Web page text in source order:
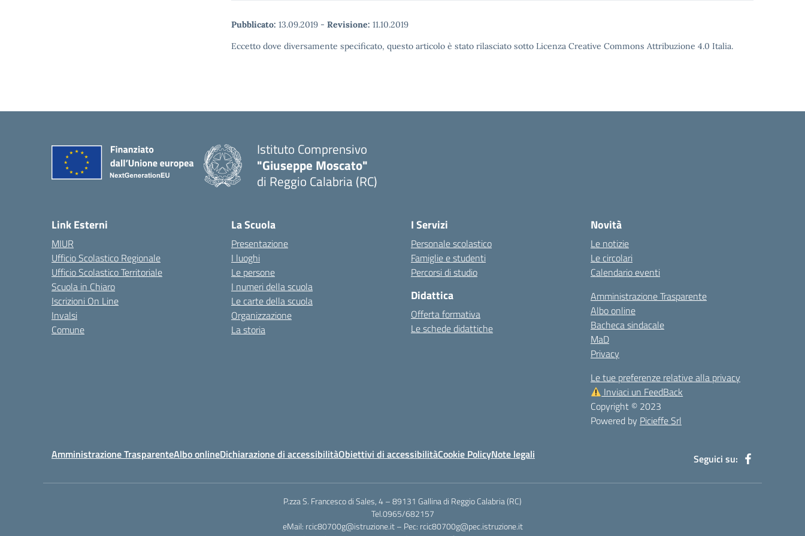
Pubblicato: 13.09.2019 - Revisione: 11.10.2019
Eccetto dove diversamente specificato, questo articolo è stato rilasciato sotto Licenza Creative Commons Attribuzione 4.0 Italia.
Istituto Comprensivo
"Giuseppe Moscato"
di Reggio Calabria (RC)
Link Esterni
MIUR
Ufficio Scolastico Regionale
Ufficio Scolastico Territoriale
Scuola in Chiaro
Iscrizioni On Line
Invalsi
Comune
La Scuola
Presentazione
I luoghi
Le persone
I numeri della scuola
Le carte della scuola
Organizzazione
La storia
I Servizi
Personale scolastico
Famiglie e studenti
Percorsi di studio
Didattica
Offerta formativa
Le schede didattiche
Novità
Le notizie
Le circolari
Calendario eventi
Amministrazione Trasparente
Albo online
Bacheca sindacale
MaD
Privacy
Le tue preferenze relative alla privacy
Inviaci un FeedBack
Copyright © 2023
Powered by Picieffe Srl
Amministrazione TrasparenteAlbo onlineDichiarazione di accessibilitàObiettivi di accessibilitàCookie PolicyNote legali Seguici su:
P.zza S. Francesco di Sales, 4 – 89131 Gallina di Reggio Calabria (RC)
Tel.0965/682157
eMail: rcic80700g@istruzione.it – Pec: rcic80700g@pec.istruzione.it